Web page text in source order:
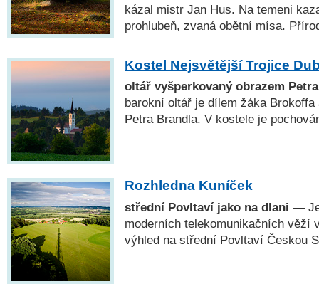
kázal mistr Jan Hus. Na temeni
prohlubeň, zvaná obětní mísa.
Kostel Nejsvětější Trojice
oltář vyšperkovaný obrazem
barokní oltář je dílem žáka
Petra Brandla. V kostele je
Rozhledna Kuníček
střední Povltaví jako na dlani —
moderních telekomunikačních věží
výhled na střední Povltaví Českou